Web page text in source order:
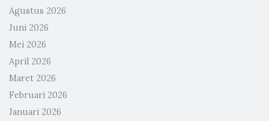
Agustus 2026
Juni 2026
Mei 2026
April 2026
Maret 2026
Februari 2026
Januari 2026